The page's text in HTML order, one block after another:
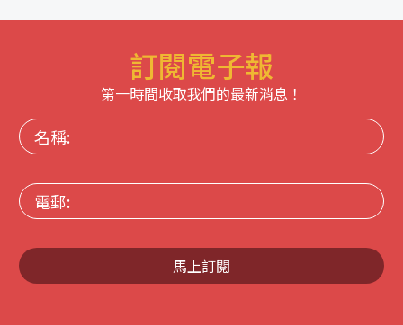
訂閱電子報
第一時間收取我們的最新消息！
名
稱:
電
郵:
馬上訂閱